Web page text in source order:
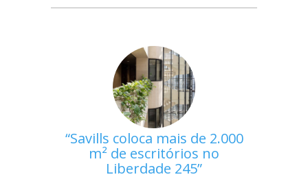
Savills coloca mais de 2.000
m² de escritórios no
Liberdade 245